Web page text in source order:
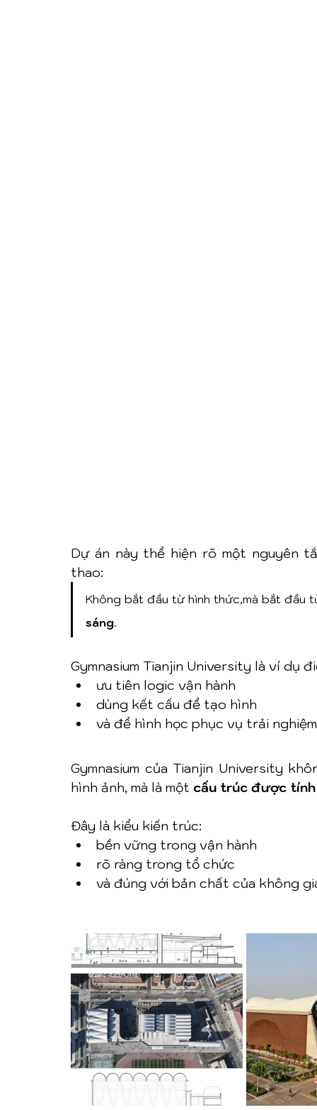
Dự án này thể hiện rõ một nguyên
thao:
Không bắt đầu từ hình thức,mà bắt đầu
sáng.
Gymnasium Tianjin University là ví dụ
ưu tiên logic vận hành
dùng kết cấu để tạo hình
và để hình học phục vụ trải
Gymnasium của Tianjin University
hình ảnh, mà là một cấu trúc được
Đây là kiểu kiến trúc:
bền vững trong vận hành
rõ ràng trong tổ chức
và đúng với bản chất của không